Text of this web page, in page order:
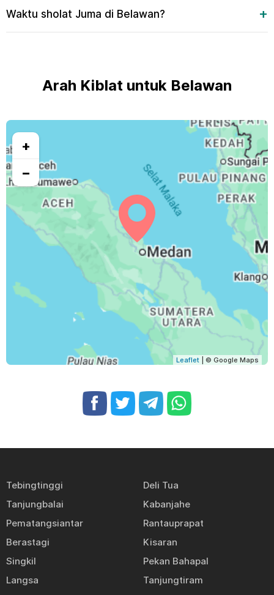
Waktu sholat Juma di Belawan?
Arah Kiblat untuk Belawan
+
−
Leaflet | © Google Maps
Tebingtinggi
Deli Tua
Tanjungbalai
Kabanjahe
Pematangsiantar
Rantauprapat
Berastagi
Kisaran
Singkil
Pekan Bahapal
Langsa
Tanjungtiram